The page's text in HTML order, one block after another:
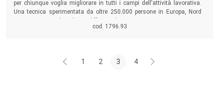
per chiunque voglia migliorare in tutti i campi dell'attività lavorativa.
Una tecnica sperimentata da oltre 250.000 persone in Europa, Nord
cod. 1796.93
1 2 3 4